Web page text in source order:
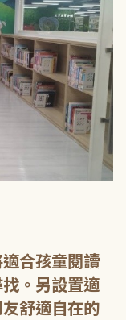
合孩童閱讀
。另設置適
舒適自在的